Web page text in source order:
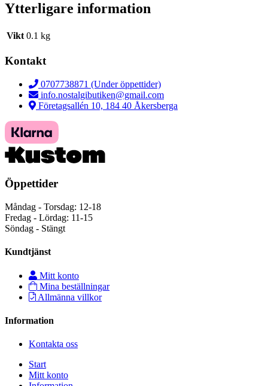
Ytterligare information
Vikt 0.1 kg
Kontakt
0707738871 (Under öppettider)
info.nostalgibutiken@gmail.com
Företagsallén 10, 184 40 Åkersberga
Öppettider
Måndag - Torsdag: 12-18
Fredag - Lördag: 11-15
Söndag - Stängt
Kundtjänst
Mitt konto
Mina beställningar
Allmänna villkor
Information
Kontakta oss
Start
Mitt konto